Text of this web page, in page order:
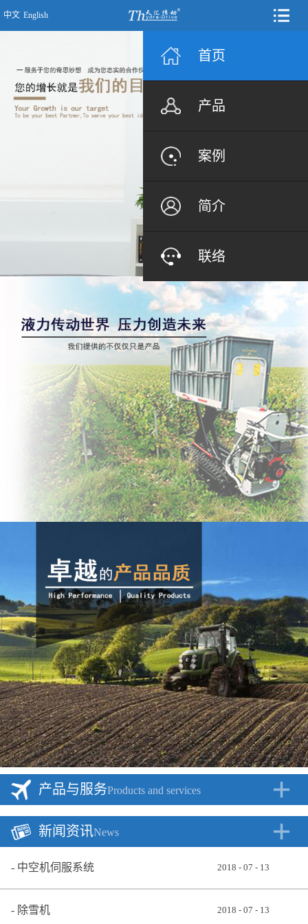
中文 English
首页
产品
案例
简介
联络
产品与服务Products and services
新闻资讯News
中空机伺服系统 2018 - 07 - 13
除雪机 2018 - 07 - 13